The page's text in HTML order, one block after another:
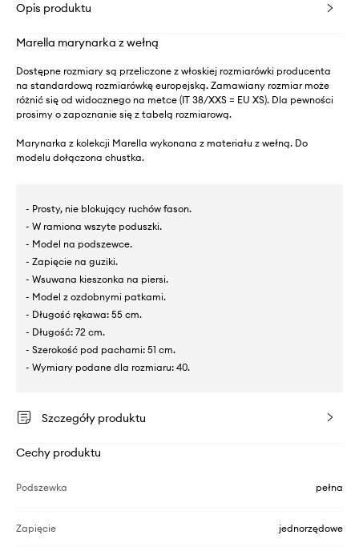
Opis produktu
Marella marynarka z wełną
Dostępne rozmiary są przeliczone z włoskiej rozmiarówki producenta
na standardową rozmiarówkę europejską. Zamawiany rozmiar może
różnić się od widocznego na metce (IT 38/XXS = EU XS). Dla pewności
prosimy o zapoznanie się z tabelą rozmiarową.
Marynarka z kolekcji Marella wykonana z materiału z wełną. Do
modelu dołączona chustka.
- Prosty, nie blokujący ruchów fason.
- W ramiona wszyte poduszki.
- Model na podszewce.
- Zapięcie na guziki.
- Wsuwana kieszonka na piersi.
- Model z ozdobnymi patkami.
- Długość rękawa: 55 cm.
- Długość: 72 cm.
- Szerokość pod pachami: 51 cm.
- Wymiary podane dla rozmiaru: 40.
Szczegóły produktu
Cechy produktu
Podszewka pełna
Zapięcie jednorzędowe